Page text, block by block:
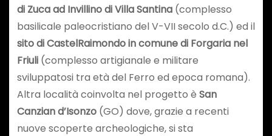
di Zuca ad Invillino di Villa Santina(complesso
basilicale paleocristiano del V-VII secolo d.C.) ed il
sito di CastelRaimondo in comune di Forgaria nel
Friuli(complesso artigianale e militare
sviluppatosi tra età del Ferro ed epoca romana).
Altra località coinvolta nel progetto è San
Canzian d’Isonzo(GO) dove, grazie a recenti
nuove scoperte archeologiche, si sta